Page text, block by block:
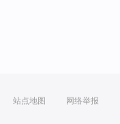
站点地图 网络举报